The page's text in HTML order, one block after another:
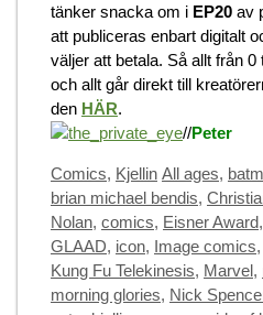
tänker snacka om i EP20 av
att publiceras enbart digitalt
väljer att betala. Så allt från
och allt går direkt till
den HÄR.
//Peter
Categories
Comics, Kjellin Tags
All ages,
brian michael bendis,
Nolan, comics, Eisner Award,
GLAAD, icon, Image comics,
Kung Fu Telekinesis, Marvel,
morning glories, Nick